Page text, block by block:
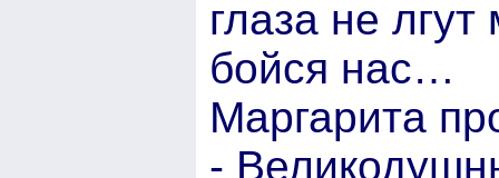
глаза не
бойся нас…
Маргарита
-